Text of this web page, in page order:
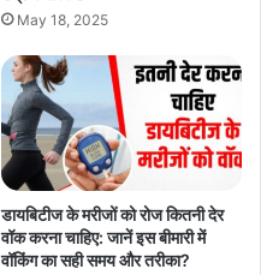
May 18, 2025
डायबिटीज के मरीजों को रोज कितनी देर
वॉक करना चाहिए: जानें इस बीमारी में
वॉकिंग का सही समय और तरीका?